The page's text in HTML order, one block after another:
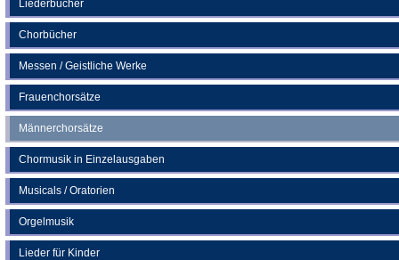
Liederbücher
Chorbücher
Messen / Geistliche Werke
Frauenchorsätze
Männerchorsätze
Chormusik in Einzelausgaben
Musicals / Oratorien
Orgelmusik
Lieder für Kinder